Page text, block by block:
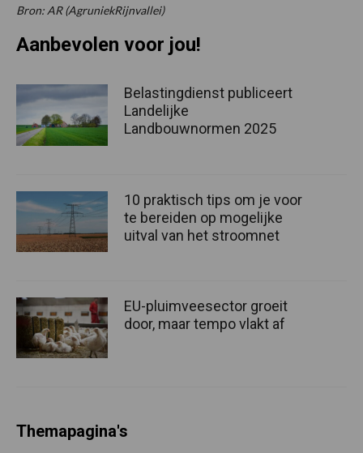
Bron: AR (AgruniekRijnvallei)
Aanbevolen voor jou!
Belastingdienst publiceert
Landelijke
Landbouwnormen 2025
10 praktisch tips om je voor
te bereiden op mogelijke
uitval van het stroomnet
EU-pluimveesector groeit
door, maar tempo vlakt af
Themapagina's